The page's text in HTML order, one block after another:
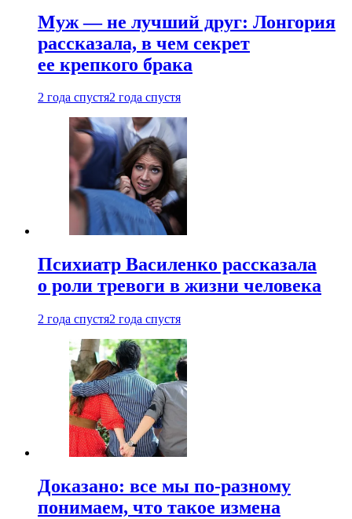
Муж — не лучший друг: Лонгория
рассказала, в чем секрет
ее крепкого брака
2 года спустя2 года спустя
Психиатр Василенко рассказала
о роли тревоги в жизни человека
2 года спустя2 года спустя
Доказано: все мы по-разному
понимаем, что такое измена